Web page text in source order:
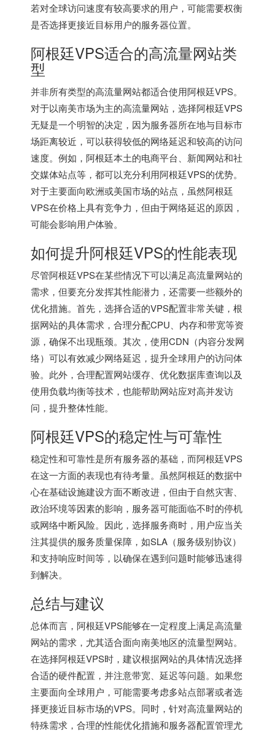
若对全球访问速度有较高要求的用户，可能需要权衡
是否选择更接近目标用户的服务器位置。
阿根廷VPS适合的高流量网站类
型
并非所有类型的高流量网站都适合使用阿根廷VPS。
对于以南美市场为主的高流量网站，选择阿根廷VPS
无疑是一个明智的决定，因为服务器所在地与目标市
场距离较近，可以获得较低的网络延迟和较高的访问
速度。例如，阿根廷本土的电商平台、新闻网站和社
交媒体站点等，都可以充分利用阿根廷VPS的优势。
对于主要面向欧洲或美国市场的站点，虽然阿根廷
VPS在价格上具有竞争力，但由于网络延迟的原因，
可能会影响用户体验。
如何提升阿根廷VPS的性能表现
尽管阿根廷VPS在某些情况下可以满足高流量网站的
需求，但要充分发挥其性能潜力，还需要一些额外的
优化措施。首先，选择合适的VPS配置非常关键，根
据网站的具体需求，合理分配CPU、内存和带宽等资
源，确保不出现瓶颈。其次，使用CDN（内容分发网
络）可以有效减少网络延迟，提升全球用户的访问体
验。此外，合理配置网站缓存、优化数据库查询以及
使用负载均衡等技术，也能帮助网站应对高并发访
问，提升整体性能。
阿根廷VPS的稳定性与可靠性
稳定性和可靠性是所有服务器的基础，而阿根廷VPS
在这一方面的表现也有待考量。虽然阿根廷的数据中
心在基础设施建设方面不断改进，但由于自然灾害、
政治环境等因素的影响，服务器可能面临不时的停机
或网络中断风险。因此，选择服务商时，用户应当关
注其提供的服务质量保障，如SLA（服务级别协议）
和支持响应时间等，以确保在遇到问题时能够迅速得
到解决。
总结与建议
总体而言，阿根廷VPS能够在一定程度上满足高流量
网站的需求，尤其适合面向南美地区的流量型网站。
在选择阿根廷VPS时，建议根据网站的具体情况选择
合适的硬件配置，并注意带宽、延迟等问题。如果您
主要面向全球用户，可能需要考虑多站点部署或者选
择更接近目标市场的VPS。同时，针对高流量网站的
特殊需求，合理的性能优化措施和服务器配置管理尤